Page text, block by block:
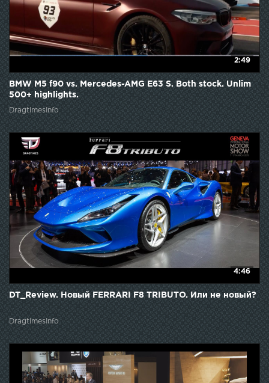
2:49
BMW M5 f90 vs. Mercedes-AMG E63 S. Both stock. Unlim
500+ highlights.
DragtimesInfo
4:46
DT_Review. Новый FERRARI F8 TRIBUTO. Или не новый?
DragtimesInfo